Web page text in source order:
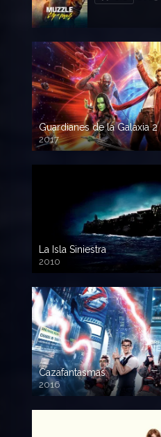
Guardianes de la Galaxia 2
2017
720p HD
La Isla Siniestra
2010
720p HD
Cazafantasmas
2016
720p HD